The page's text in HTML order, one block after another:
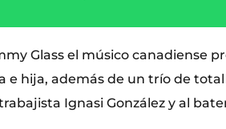
Glass el músico canadiense
e hija, además de un trío de
Ignasi González y al